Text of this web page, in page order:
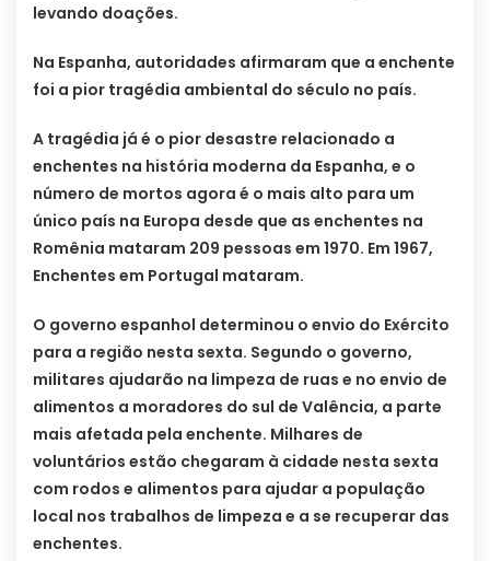
levando doações.
Na Espanha, autoridades afirmaram que a enchente
foi a pior tragédia ambiental do século no país.
A tragédia já é o pior desastre relacionado a
enchentes na história moderna da Espanha, e o
número de mortos agora é o mais alto para um
único país na Europa desde que as enchentes na
Romênia mataram 209 pessoas em 1970. Em 1967,
Enchentes em Portugal mataram.
O governo espanhol determinou o envio do Exército
para a região nesta sexta. Segundo o governo,
militares ajudarão na limpeza de ruas e no envio de
alimentos a moradores do sul de Valência, a parte
mais afetada pela enchente. Milhares de
voluntários estão chegaram à cidade nesta sexta
com rodos e alimentos para ajudar a população
local nos trabalhos de limpeza e a se recuperar das
enchentes.